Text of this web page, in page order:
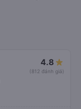
4.8
(812 đánh giá)